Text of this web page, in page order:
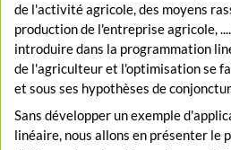
de l'activité agricole, des moyens
production de l'entreprise agricole,
introduire dans la programmation
de l'agriculteur et l'optimisation se
et sous ses hypothèses de
Sans développer un exemple
linéaire, nous allons en présenter le